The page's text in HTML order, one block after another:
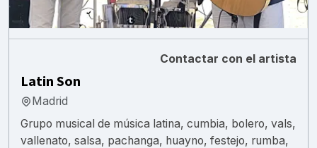
Contactar con el artista
Latin Son
Madrid
Grupo musical de música latina, cumbia, bolero, vals,
vallenato, salsa, pachanga, huayno, festejo, rumba,